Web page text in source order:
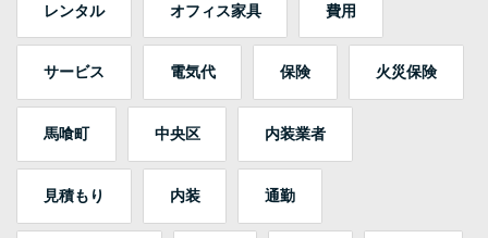
レンタル オフィス家具 費用
サービス 電気代 保険 火災保険
馬喰町 中央区 内装業者
見積もり 内装 通勤